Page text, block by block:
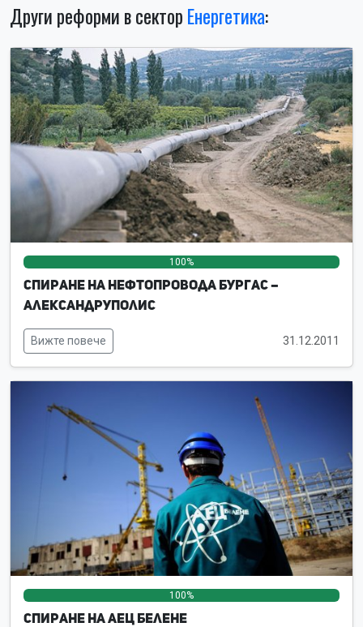
Други реформи в сектор Енергетика:
100%
Спиране на нефтопровода Бургас –
Александруполис
Вижте повече 31.12.2011
100%
Спиране на АЕЦ Белене